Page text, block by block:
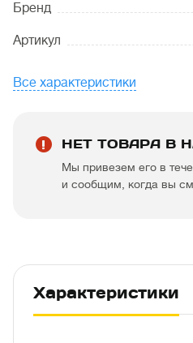
Бренд
Артикул
Все характеристики
НЕТ ТОВАРА В
Мы привезем его в
и сообщим, когда вы
Характеристики